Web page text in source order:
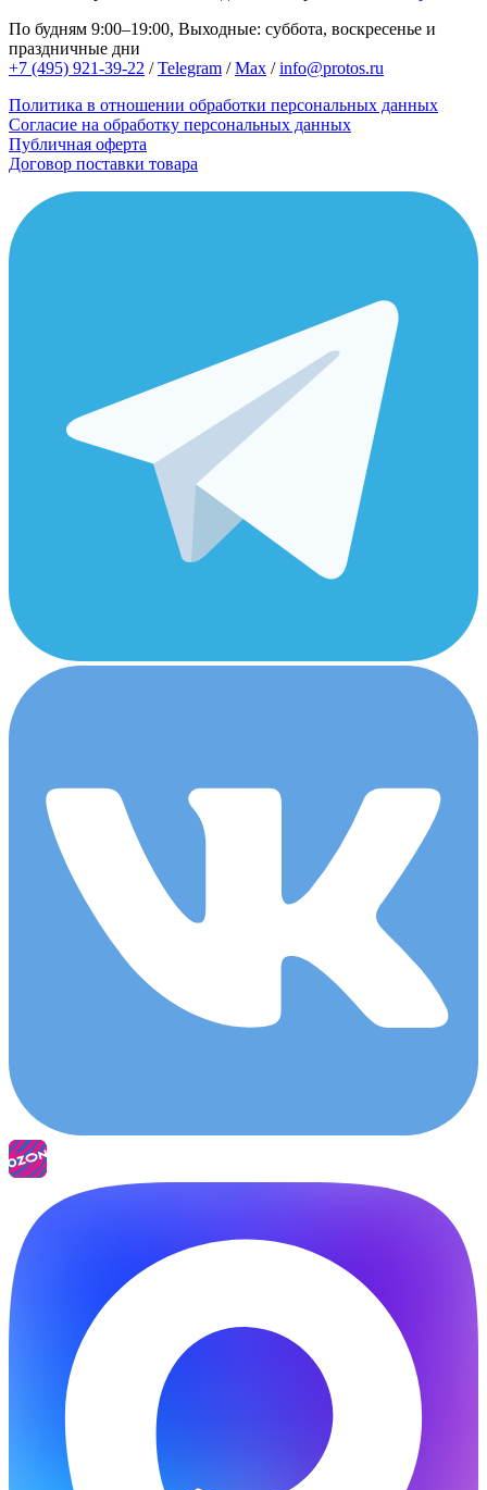
По будням 9:00–19:00, Выходные: суббота, воскресенье и
праздничные дни
+7 (495) 921-39-22 /Telegram /Max /info@protos.ru
Политика в отношении обработки персональных данных
Согласие на обработку персональных данных
Публичная оферта
Договор поставки товара